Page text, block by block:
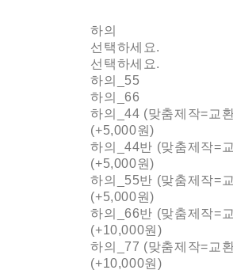
하의
선택하세요.
선택하세요.
하의_55
하의_66
하의_44 (맞춤제작=교
(+5,000원)
하의_44반 (맞춤제작=
(+5,000원)
하의_55반 (맞춤제작=
(+5,000원)
하의_66반 (맞춤제작=
(+10,000원)
하의_77 (맞춤제작=교
(+10,000원)